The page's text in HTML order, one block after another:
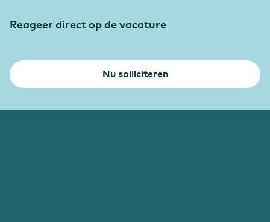
Reageer direct op de vacature
Nu solliciteren